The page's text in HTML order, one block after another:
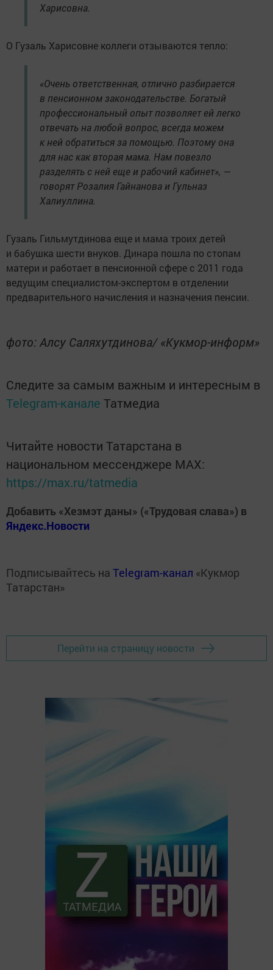
Харисовна.
О Гузаль Харисовне коллеги отзываются тепло:
«Очень ответственная, отлично разбирается
в пенсионном законодательстве. Богатый
профессиональный опыт позволяет ей легко
отвечать на любой вопрос, всегда можем
к ней обратиться за помощью. Поэтому она
для нас как вторая мама. Нам повезло
разделять с ней еще и рабочий кабинет», —
говорят Розалия Гайнанова и Гульназ
Халиуллина.
Гузаль Гильмутдинова еще и мама троих детей
и бабушка шести внуков. Динара пошла по стопам
матери и работает в пенсионной сфере с 2011 года
ведущим специалистом-экспертом в отделении
предварительного начисления и назначения пенсии.
фото: Алсу Саляхутдинова/ «Кукмор-информ»
Следите за самым важным и интересным в
Telegram-канале Татмедиа
Читайте новости Татарстана в
национальном мессенджере MАХ:
https://max.ru/tatmedia
Добавить «Хезмэт даны» («Трудовая слава») в
Яндекс.Новости
Подписывайтесь на Telegram-канал «Кукмор
Татарстан»
Перейти на страницу новости